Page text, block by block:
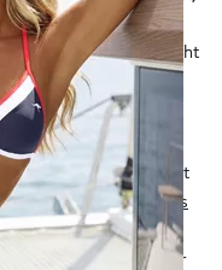
Zudem sollte ein
ausgiebigen Bad nicht
beachten
darf Bademode nicht
Bikinis,Tankinis
wählen können, haben
Badeshorts oder